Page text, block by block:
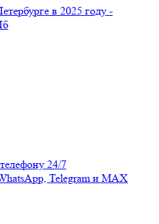
24/7
Telegram и MAX